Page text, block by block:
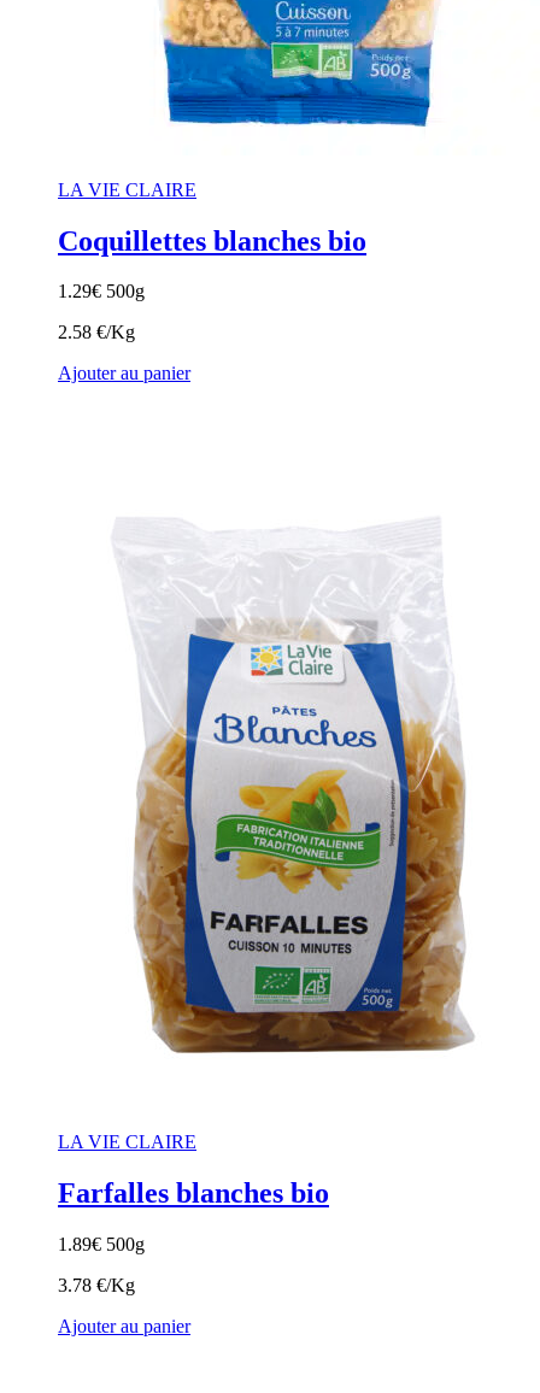
LA VIE CLAIRE
Coquillettes blanches bio
1.29€ 500g
2.58 €/Kg
Ajouter au panier
LA VIE CLAIRE
Farfalles blanches bio
1.89€ 500g
3.78 €/Kg
Ajouter au panier